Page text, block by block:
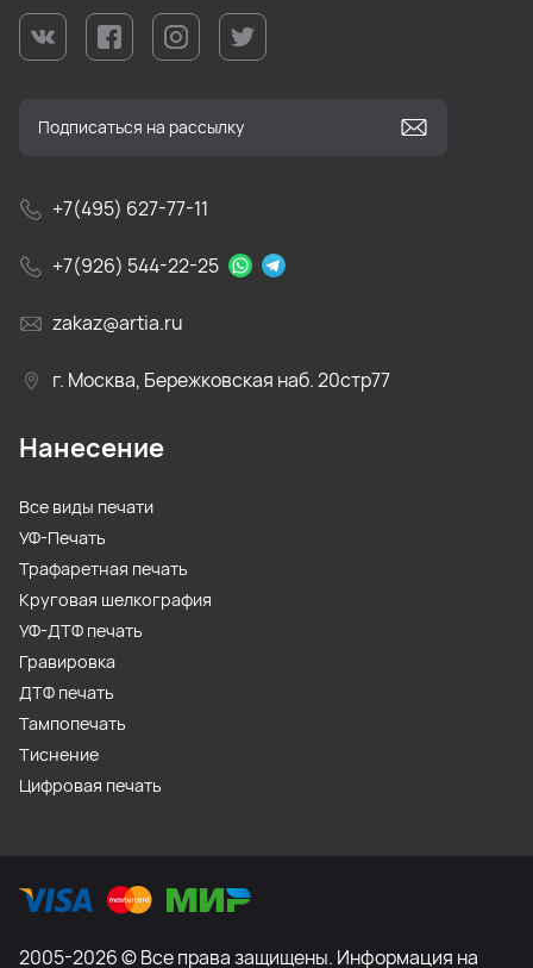
+7(495) 627-77-11
+7(926) 544-22-25
zakaz@artia.ru
г. Москва, Бережковская наб. 20стр77
Нанесение
Все виды печати
УФ-Печать
Трафаретная печать
Круговая шелкография
УФ-ДТФ печать
Гравировка
ДТФ печать
Тампопечать
Тиснение
Цифровая печать
2005-2026 © Все права защищены. Информация на